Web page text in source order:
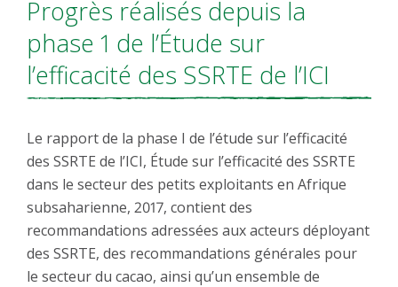
Progrès réalisés depuis la
phase 1 de l’Étude sur
l’efficacité des SSRTE de l’ICI
Le rapport de la phase I de l’étude sur l’efficacité
des SSRTE de l’ICI, Étude sur l’efficacité des SSRTE
dans le secteur des petits exploitants en Afrique
subsaharienne, 2017, contient des
recommandations adressées aux acteurs déployant
des SSRTE, des recommandations générales pour
le secteur du cacao, ainsi qu’un ensemble de